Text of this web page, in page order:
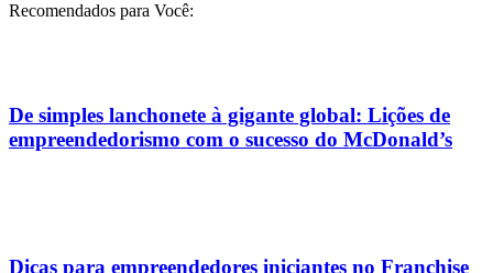
Recomendados para Você:
De simples lanchonete à gigante global: Lições de
empreendedorismo com o sucesso do McDonald’s
Dicas para empreendedores iniciantes no Franchise